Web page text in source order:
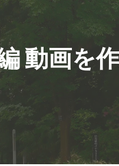
動画を